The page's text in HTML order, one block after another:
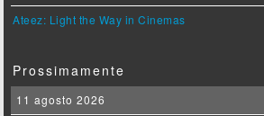
Ateez: Light the Way in Cinemas
Prossimamente
11 agosto 2026